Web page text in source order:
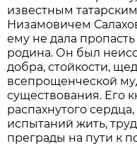
известным
Низамовичем
ему не дала пропасть
родина. Он был
добра, стойкости,
всепрощенческой
существования. Его
распахнутого
испытаний жить,
преграды на пути к